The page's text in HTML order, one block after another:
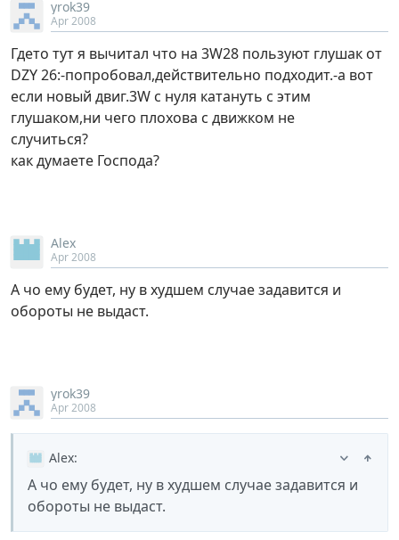
yrok39
Apr 2008
Гдето тут я вычитал что на 3W28 пользуют глушак от
DZY 26:-попробовал,действительно подходит.-а вот
если новый двиг.3W с нуля катануть с этим
глушаком,ни чего плохова с движком не
случиться?
как думаете Господа?
Alex
Apr 2008
А чо ему будет, ну в худшем случае задавится и
обороты не выдаст.
yrok39
Apr 2008
Alex:
А чо ему будет, ну в худшем случае задавится и
обороты не выдаст.